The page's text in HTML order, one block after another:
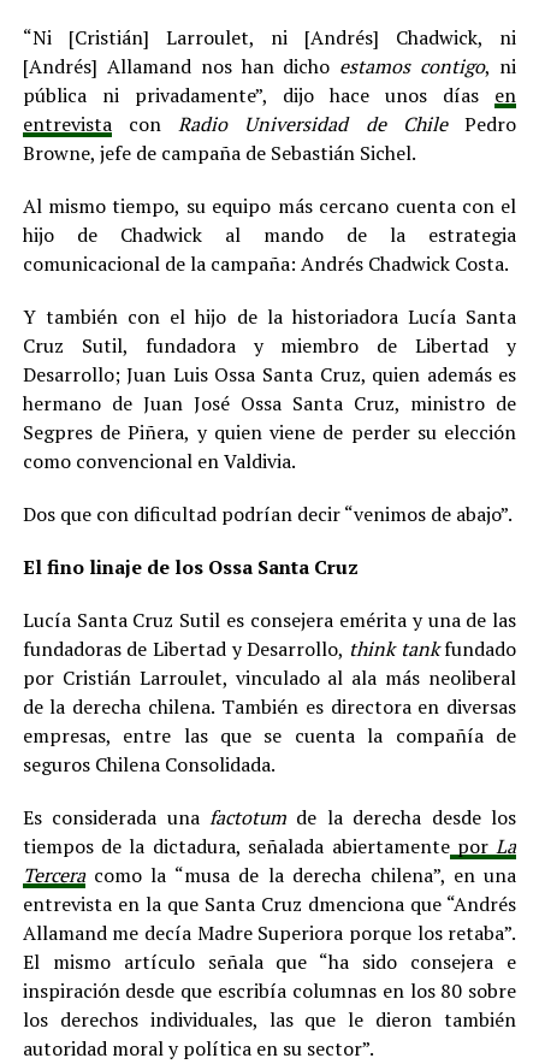
“Ni [Cristián] Larroulet, ni [Andrés] Chadwick, ni
[Andrés] Allamand nos han dicho estamos contigo, ni
pública ni privadamente”, dijo hace unos días en
entrevistaconRadio Universidad de ChilePedro
Browne, jefe de campaña de Sebastián Sichel.
Al mismo tiempo, su equipo más cercano cuenta con el
hijo de Chadwick al mando de la estrategia
comunicacional de la campaña: Andrés Chadwick Costa.
Y también con el hijo de la historiadora Lucía Santa
Cruz Sutil, fundadora y miembro de Libertad y
Desarrollo; Juan Luis Ossa Santa Cruz, quien además es
hermano de Juan José Ossa Santa Cruz, ministro de
Segpres de Piñera, y quien viene de perder su elección
como convencional en Valdivia.
Dos que con dificultad podrían decir “venimos de abajo”.
El fino linaje de los Ossa Santa Cruz
Lucía Santa Cruz Sutil es consejera emérita y una de las
fundadoras de Libertad y Desarrollo, think tankfundado
por Cristián Larroulet, vinculado al ala más neoliberal
de la derecha chilena. También es directora en diversas
empresas, entre las que se cuenta la compañía de
seguros Chilena Consolidada.
Es considerada unafactotum de la derecha desde los
tiempos de la dictadura, señalada abiertamenteporLa
Terceracomo la “musa de la derecha chilena”, en una
entrevista en la que Santa Cruz dmenciona que “Andrés
Allamand me decía Madre Superiora porque los retaba”.
El mismo artículo señala que “ha sido consejera e
inspiración desde que escribía columnas en los 80 sobre
los derechos individuales, las que le dieron también
autoridad moral y política en su sector”.